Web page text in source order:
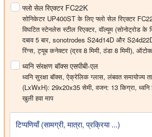
फ्लो सेल रिएक्टर FC22K
सोनिकेटर UP400ST के लिए फ्लो सेल रिएक्टर
विघटित स्टेनलेस स्टील रिएक्टर, वॉल्यूम (सोनोट्रोड
दबाव 5 बार, sonotrodes S24d14D और
रिंग्स, ट्यूब कनेक्टर (द्रव 8 मिमी, ठंडा 8 मिमी),
ध्वनि संरक्षण बॉक्स एसपीबी-एल
ध्वनि सुरक्षा बॉक्स, ऐक्रेलिक ग्लास, लंबवत समायोज्य
(LxWxH): 29x20x35 सेमी, वजन: 13 किग्रा,
खुली हवा माप
टिप्पणियाँ (सामग्री, मात्रा, प्रक्रिया ...)